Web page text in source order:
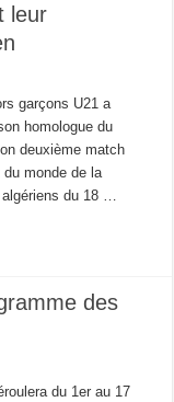
leur
garçons U21 a
homologue du
deuxième match
monde de la
du 18 …
des
du 1er au 17